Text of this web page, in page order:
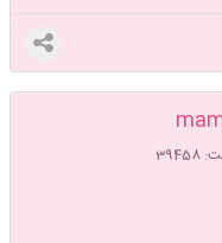
بالاترین نعمت
.